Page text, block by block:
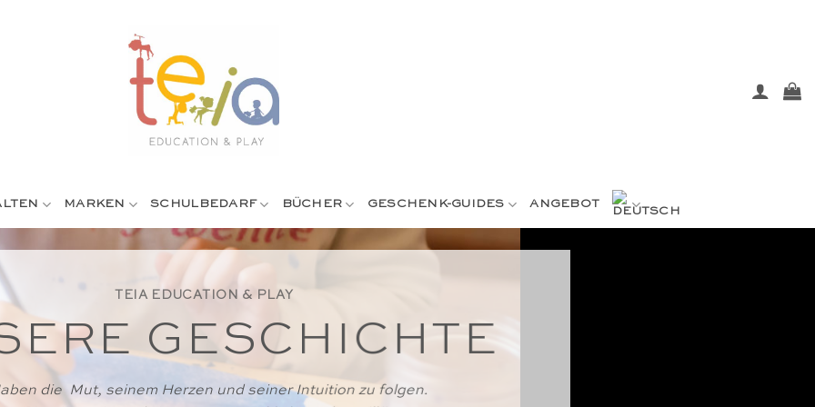
MARKEN SCHULBEDARF BÜCHER GESCHENK-GUIDES ANGEBOT
TEIA EDUCATION & PLAY
GESCHICHTE
die Mut, seinem Herzen und seiner Intuition zu folgen.